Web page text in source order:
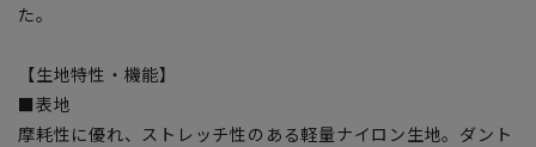
た。
【生地特性・機能】
■表地
摩耗性に優れ、ストレッチ性のある軽量ナイロン生地。ダント